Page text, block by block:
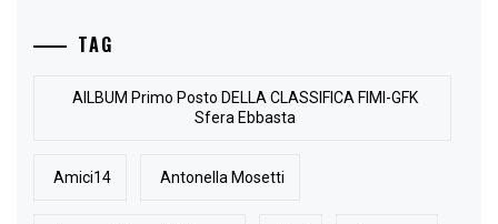
TAG
AlLBUM Primo Posto DELLA CLASSIFICA FIMI-GFK
Sfera Ebbasta
Amici14 Antonella Mosetti